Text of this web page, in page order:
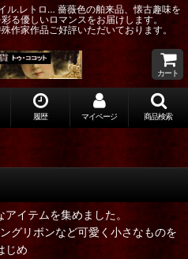
ル.レトロ… 薔薇色の舶来品、懐古趣味を
る優しいロマンスをお届けします。
作家作品ご好評いただいております。
カート
履歴 マイページ 商品検索
イテムを集めました。
グリボンなど可愛く小さなものを
じめ